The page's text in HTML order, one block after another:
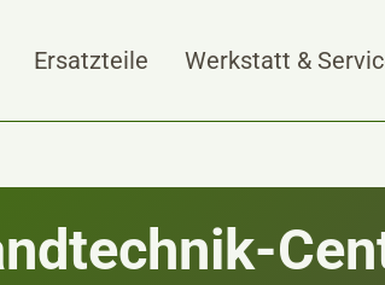
Ersatzteile Werkstatt &